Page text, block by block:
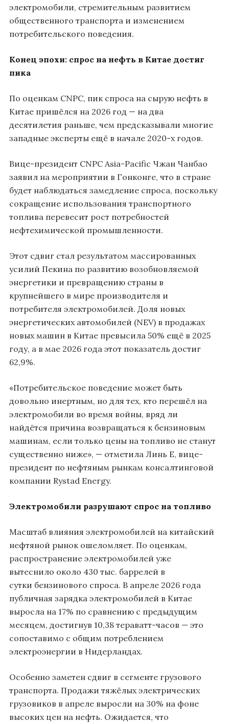
электромобили, стремительным развитием
общественного транспорта и изменением
потребительского поведения.
Конец эпохи: спрос на нефть в Китае достиг
пика
По оценкам CNPC, пик спроса на сырую нефть в
Китае пришёлся на 2026 год — на два
десятилетия раньше, чем предсказывали многие
западные эксперты ещё в начале 2020-х годов.
Вице-президент CNPC Asia-Pacific Чжан Чанбао
заявил на мероприятии в Гонконге, что в стране
будет наблюдаться замедление спроса, поскольку
сокращение использования транспортного
топлива перевесит рост потребностей
нефтехимической промышленности.
Этот сдвиг стал результатом массированных
усилий Пекина по развитию возобновляемой
энергетики и превращению страны в
крупнейшего в мире производителя и
потребителя электромобилей. Доля новых
энергетических автомобилей (NEV) в продажах
новых машин в Китае превысила 50% ещё в 2025
году, а в мае 2026 года этот показатель достиг
62,9%.
«Потребительское поведение может быть
довольно инертным, но для тех, кто перешёл на
электромобили во время войны, вряд ли
найдётся причина возвращаться к бензиновым
машинам, если только цены на топливо не станут
существенно ниже», — отметила Линь Е, вице-
президент по нефтяным рынкам консалтинговой
компании Rystad Energy.
Электромобили разрушают спрос на топливо
Масштаб влияния электромобилей на китайский
нефтяной рынок ошеломляет. По оценкам,
распространение электромобилей уже
вытеснило около 430 тыс. баррелей в
сутки бензинового спроса. В апреле 2026 года
публичная зарядка электромобилей в Китае
выросла на 17% по сравнению с предыдущим
месяцем, достигнув 10,38 тераватт-часов — это
сопоставимо с общим потреблением
электроэнергии в Нидерландах.
Особенно заметен сдвиг в сегменте грузового
транспорта. Продажи тяжёлых электрических
грузовиков в апреле выросли на 30% на фоне
высоких цен на нефть. Ожидается, что